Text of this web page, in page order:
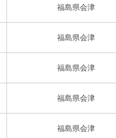
福島県会津
福島県会津
福島県会津
福島県会津
福島県会津